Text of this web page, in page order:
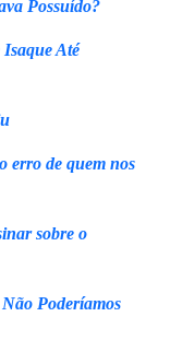
Possuído?
Até
erro de quem nos
sobre o
Poderíamos